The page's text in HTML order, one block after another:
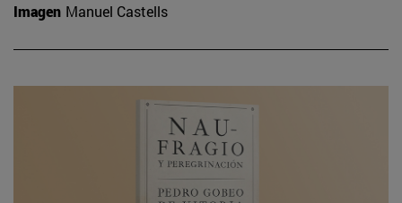
Imagen Manuel Castells